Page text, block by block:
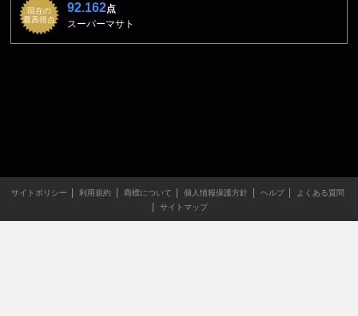
現在の
最高得点
92.162点
スーパーマサト
サイトポリシー 利用規約 商標について 個人情報保護方針 ヘルプ
よくある質問
サイトマップ